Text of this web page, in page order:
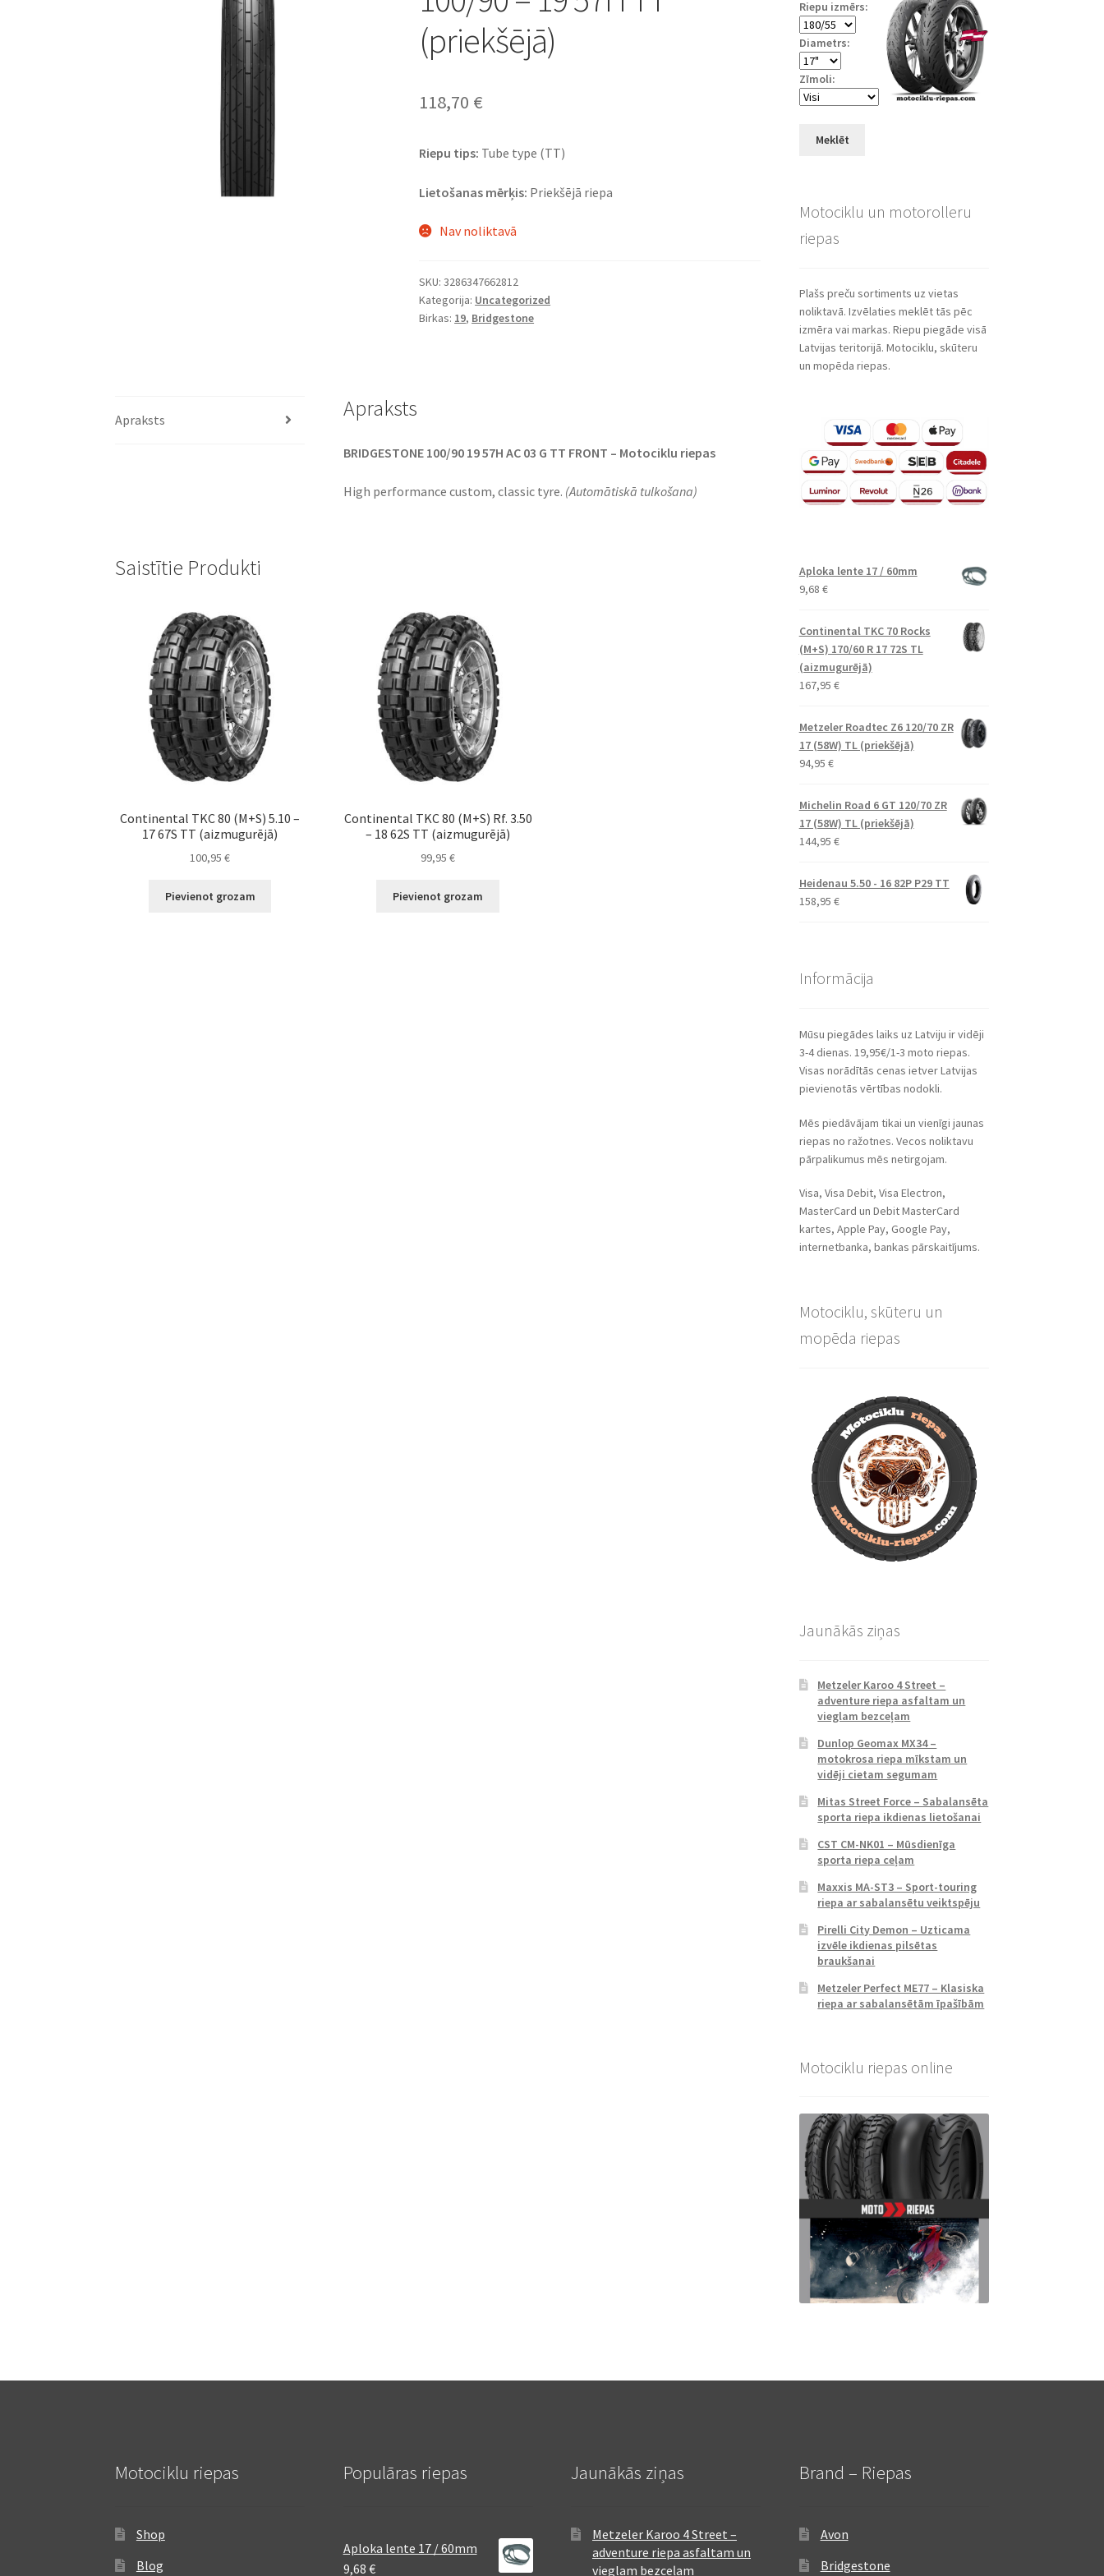
(priekšējā)
118,70 €
Riepu tips: Tube type (TT)
Lietošanas mērķis: Priekšējā riepa
Nav noliktavā
SKU:3286347662812
Kategorija: Uncategorized
Birkas: 19, Bridgestone
Apraksts Apraksts
BRIDGESTONE 100/90 19 57H AC 03 G TT FRONT – Motociklu riepas
High performance custom, classic tyre. (Automātiskā tulkošana)
Saistītie Produkti
Continental TKC 80 (M+S) 5.10 –
17 67S TT (aizmugurējā)
100,95€
Pievienot grozam
Continental TKC 80 (M+S) Rf. 3.50
– 18 62S TT (aizmugurējā)
99,95€
Pievienot grozam
Riepu izmērs:
Diametrs:
Zīmoli:
Meklēt
Motociklu un motorolleru
riepas
Plašs preču sortiments uz vietas
noliktavā. Izvēlaties meklēt tās pēc
izmēra vai markas. Riepu piegāde visā
Latvijas teritorijā. Motociklu, skūteru
un mopēda riepas.
Aploka lente 17 / 60mm
9,68 €
Continental TKC 70 Rocks
(M+S) 170/60 R 17 72S TL
(aizmugurējā)
167,95 €
Metzeler Roadtec Z6 120/70 ZR
17 (58W) TL (priekšējā)
94,95 €
Michelin Road 6 GT 120/70 ZR
17 (58W) TL (priekšējā)
144,95 €
Heidenau 5.50 - 16 82P P29 TT
158,95 €
Informācija
Mūsu piegādes laiks uz Latviju ir vidēji
3-4 dienas. 19,95€/1-3 moto riepas.
Visas norādītās cenas ietver Latvijas
pievienotās vērtības nodokli.
Mēs piedāvājam tikai un vienīgi jaunas
riepas no ražotnes. Vecos noliktavu
pārpalikumus mēs netirgojam.
Visa, Visa Debit, Visa Electron,
MasterCard un Debit MasterCard
kartes, Apple Pay, Google Pay,
internetbanka, bankas pārskaitījums.
Motociklu, skūteru un
mopēda riepas
Jaunākās ziņas
Metzeler Karoo 4 Street –
adventure riepa asfaltam un
vieglam bezceļam
Dunlop Geomax MX34 –
motokrosa riepa mīkstam un
vidēji cietam segumam
Mitas Street Force – Sabalansēta
sporta riepa ikdienas lietošanai
CST CM-NK01 – Mūsdienīga
sporta riepa ceļam
Maxxis MA-ST3 – Sport-touring
riepa ar sabalansētu veiktspēju
Pirelli City Demon – Uzticama
izvēle ikdienas pilsētas
braukšanai
Metzeler Perfect ME77 – Klasiska
riepa ar sabalansētām īpašībām
Motociklu riepas online
Motociklu riepas
Shop
Blog
Populāras riepas
Aploka lente 17 / 60mm
9,68 €
Jaunākās ziņas
Metzeler Karoo 4 Street –
adventure riepa asfaltam un
vieglam bezceļam
Brand – Riepas
Avon
Bridgestone